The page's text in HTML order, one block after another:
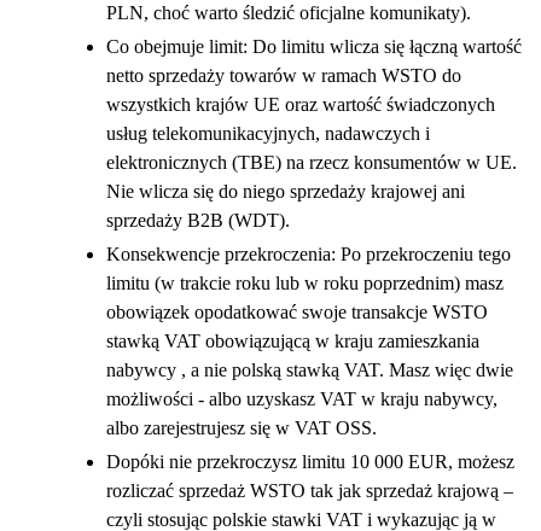
PLN, choć warto śledzić oficjalne komunikaty).
Co obejmuje limit: Do limitu wlicza się łączną wartość
netto sprzedaży towarów w ramach WSTO do
wszystkich krajów UE oraz wartość świadczonych
usług telekomunikacyjnych, nadawczych i
elektronicznych (TBE) na rzecz konsumentów w UE.
Nie wlicza się do niego sprzedaży krajowej ani
sprzedaży B2B (WDT).
Konsekwencje przekroczenia: Po przekroczeniu tego
limitu (w trakcie roku lub w roku poprzednim) masz
obowiązek opodatkować swoje transakcje WSTO
stawką VAT obowiązującą w kraju zamieszkania
nabywcy , a nie polską stawką VAT. Masz więc dwie
możliwości - albo uzyskasz VAT w kraju nabywcy,
albo zarejestrujesz się w VAT OSS.
Dopóki nie przekroczysz limitu 10 000 EUR, możesz
rozliczać sprzedaż WSTO tak jak sprzedaż krajową –
czyli stosując polskie stawki VAT i wykazując ją w